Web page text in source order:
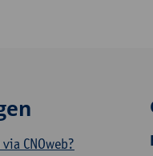
CNOweb?